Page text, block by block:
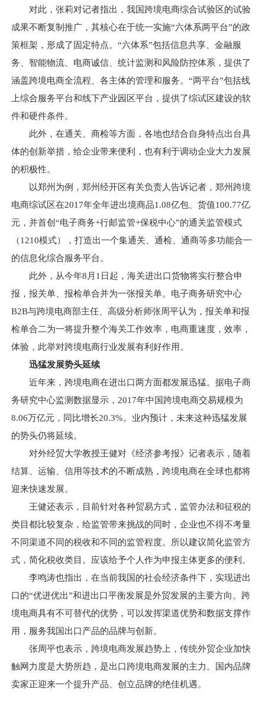
对此，张莉对记者指出，我国跨境电商综合试验区的试验
成果不断复制推广，其核心在于统一实施“六体系两平台”的政
策框架，形成了固定特点。“六体系”包括信息共享、金融服
务、智能物流、电商诚信、统计监测和风险防控体系，提供了
涵盖跨境电商全流程、各主体的管理和服务。“两平台”包括线
上综合服务平台和线下产业园区平台，提供了综试区建设的软
件和硬件条件。
此外，在通关、商检等方面，各地也结合自身特点出台具
体的创新举措，给企业带来便利，也有利于调动企业大力发展
的积极性。
以郑州为例，郑州经开区有关负责人告诉记者，郑州跨境
电商综试区在2017年全年进出境商品1.08亿包、货值100.77亿
元，并首创“电子商务+行邮监管+保税中心”的通关监管模式
（1210模式），打造出一个集通关、通检、通商等多功能合一
的信息化综合服务平台。
此外，从今年8月1日起，海关进出口货物将实行整合申
报，报关单、报检单合并为一张报关单。电子商务研究中心
B2B与跨境电商部主任、高级分析师张周平认为，报关单和报
检单合二为一将提升整个海关工作效率，电商重速度，效率，
体验，此举对跨境电商行业发展有利好作用。
迅猛发展势头延续
近年来，跨境电商在进出口两方面都发展迅猛。据电子商
务研究中心监测数据显示，2017年中国跨境电商交易规模为
8.06万亿元，同比增长20.3%。业内预计，未来这种迅猛发展
的势头仍将延续。
对外经贸大学教授王健对《经济参考报》记者表示，随着
结算、运输、信用等技术的不断成熟，跨境电商在全球也都将
迎来快速发展。
王健还表示，目前针对各种贸易方式，监管办法和征税的
类目都比较复杂，给监管带来挑战的同时，企业也不得不考量
不同渠道不同的税收和不同的监管程度。所以建议简化监管方
式，简化税收类目。应该给予个人作为申报主体更多的便利。
李鸣涛也指出，在当前我国的社会经济条件下，实现进出
口的“优进优出”和进出口平衡发展是外贸发展的主要方向。跨
境电商具有不可替代的优势，可以发挥渠道优势和数据支撑作
用，服务我国出口产品的品牌与创新。
张周平也表示，跨境电商发展趋势上，传统外贸企业加快
触网力度是大势所趋，是出口跨境电商发展的主力。国内品牌
卖家正迎来一个提升产品、创立品牌的绝佳机遇。